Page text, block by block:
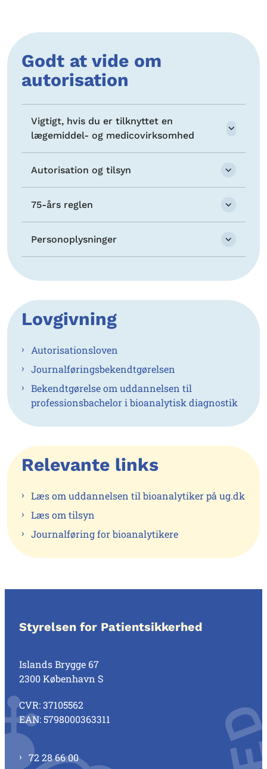
Godt at vide om
autorisation
Vigtigt, hvis du er tilknyttet en
lægemiddel- og medicovirksomhed
Autorisation og tilsyn
75-års reglen
Personoplysninger
Lovgivning
Autorisationsloven
Journalføringsbekendtgørelsen
Bekendtgørelse om uddannelsen til
professionsbachelor i bioanalytisk diagnostik
Relevante links
Læs om uddannelsen til bioanalytiker på ug.dk
Læs om tilsyn
Journalføring for bioanalytikere
Styrelsen for Patientsikkerhed
Islands Brygge 67
2300 København S
CVR: 37105562
EAN: 5798000363311
72 28 66 00